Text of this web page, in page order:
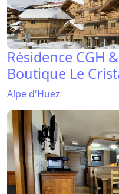
Résidence CGH
Boutique Le
Alpe d'Huez